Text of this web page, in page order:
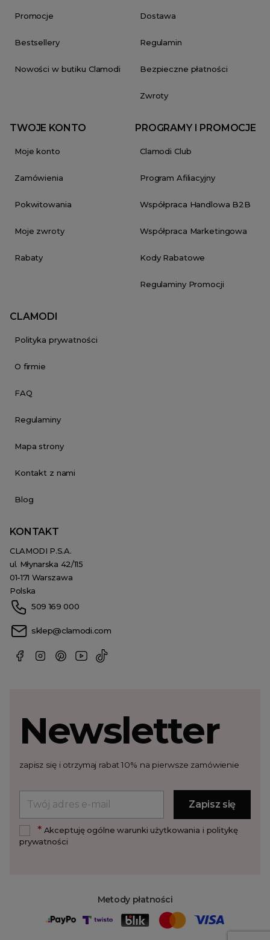
Promocje
Bestsellery
Nowości w butiku Clamodi
Dostawa
Regulamin
Bezpieczne płatności
Zwroty
TWOJE KONTO
Moje konto
Zamówienia
Pokwitowania
Moje zwroty
Rabaty
PROGRAMY I PROMOCJE
Clamodi Club
Program Afiliacyjny
Współpraca Handlowa B2B
Współpraca Marketingowa
Kody Rabatowe
Regulaminy Promocji
CLAMODI
Polityka prywatności
O firmie
FAQ
Regulaminy
Mapa strony
Kontakt z nami
Blog
KONTAKT
CLAMODI P.S.A.
ul. Młynarska 42/115
01-171 Warszawa
Polska
509 169 000
sklep@clamodi.com
Metody płatności
Newsletter
zapisz się i otrzymaj rabat 10% na pierwsze zamówienie
*Akceptuję ogólne warunki użytkowania i politykę
prywatności